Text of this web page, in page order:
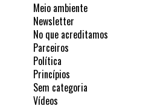
Meio ambiente
Newsletter
No que acreditamos
Parceiros
Política
Princípios
Sem categoria
Vídeos